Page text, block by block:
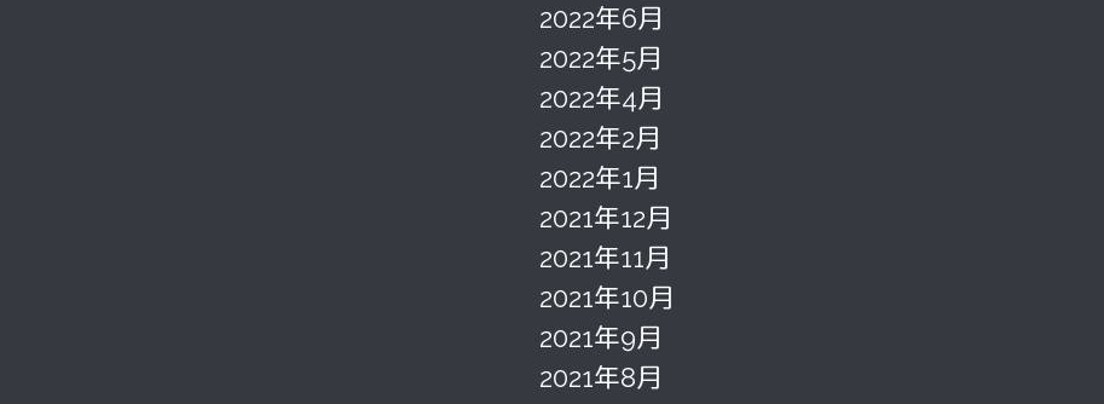
2022年6月
2022年5月
2022年4月
2022年2月
2022年1月
2021年12月
2021年11月
2021年10月
2021年9月
2021年8月